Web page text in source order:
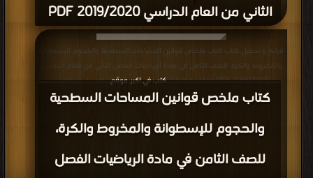
الثاني من العام الدراسي 2019/2020 PDF
كتاب ملخص قوانين المساحات السطحية
والحجوم للإسطوانة والمخروط والكرة،
للصف الثامن في مادة الرياضيات الفصل
قراءة و تحميل كتاب كتاب ملخص قوانين المساحات السطحية والحجوم للإسطوانة
والمخروط والكرة، للصف الثامن في مادة الرياضيات الفصل الثاني من العام الدراسي
2019/2020 PDF مجانا | مكتبة >
كتب في اكبر موقع| التحميل : مرة/مرات